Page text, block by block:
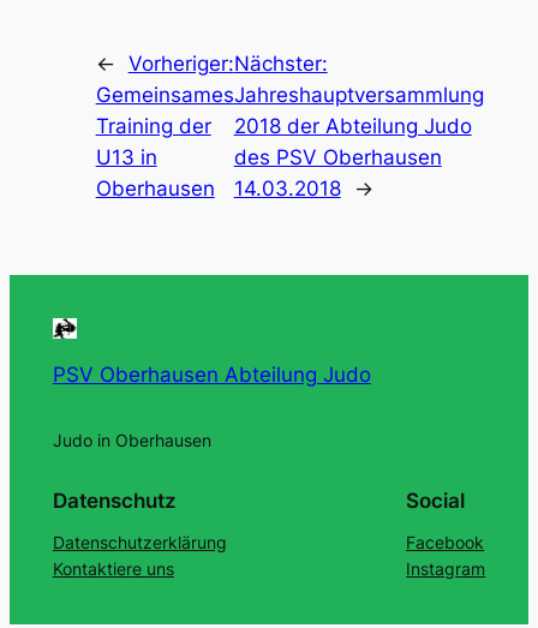
← Vorheriger:
Gemeinsames
Training der
U13 in
Oberhausen
Nächster:
Jahreshauptversammlung
2018 der Abteilung Judo
des PSV Oberhausen
14.03.2018
→
PSV Oberhausen Abteilung Judo
Judo in Oberhausen
Datenschutz
Datenschutzerklärung
Kontaktiere uns
Social
Facebook
Instagram